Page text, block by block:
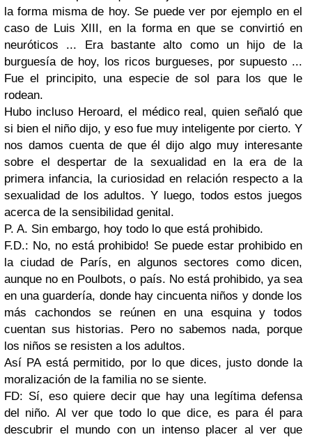
la forma misma de hoy. Se puede ver por ejemplo en el
caso de Luis XIII, en la forma en que se convirtió en
neuróticos ... Era bastante alto como un hijo de la
burguesía de hoy, los ricos burgueses, por supuesto ...
Fue el principito, una especie de sol para los que le
rodean.
Hubo incluso Heroard, el médico real, quien señaló que
si bien el niño dijo, y eso fue muy inteligente por cierto. Y
nos damos cuenta de que él dijo algo muy interesante
sobre el despertar de la sexualidad en la era de la
primera infancia, la curiosidad en relación respecto a la
sexualidad de los adultos. Y luego, todos estos juegos
acerca de la sensibilidad genital.
P. A. Sin embargo, hoy todo lo que está prohibido.
F.D.: No, no está prohibido! Se puede estar prohibido en
la ciudad de París, en algunos sectores como dicen,
aunque no en Poulbots, o país. No está prohibido, ya sea
en una guardería, donde hay cincuenta niños y donde los
más cachondos se reúnen en una esquina y todos
cuentan sus historias. Pero no sabemos nada, porque
los niños se resisten a los adultos.
Así PA está permitido, por lo que dices, justo donde la
moralización de la familia no se siente.
FD: Sí, eso quiere decir que hay una legítima defensa
del niño. Al ver que todo lo que dice, es para él para
descubrir el mundo con un intenso placer al ver que